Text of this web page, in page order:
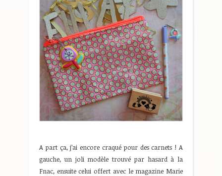
A part ça, j’ai encore craqué pour des carnets ! A
gauche, un joli modèle trouvé par hasard à la
Fnac, ensuite celui offert avec le magazine Marie